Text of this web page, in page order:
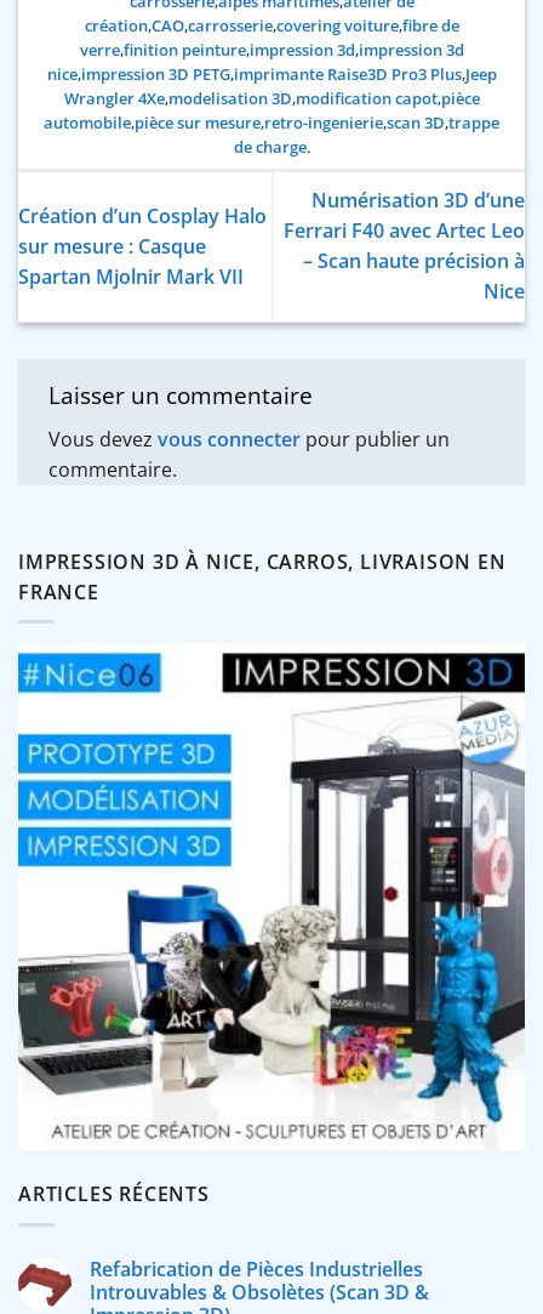
création,CAO,carrosserie,covering voiture,fibre de
verre,finition peinture,impression 3d,impression 3d
nice,impression 3D PETG,imprimante Raise3D Pro3 Plus,Jeep
Wrangler 4Xe,modelisation 3D,modification capot,pièce
automobile,pièce sur mesure,retro-ingenierie,scan 3D,trappe
de charge.
Création d’un Cosplay Halo
sur mesure : Casque
Spartan Mjolnir Mark VII
Numérisation 3D d’une
Ferrari F40 avec Artec Leo
– Scan haute précision à
Nice
Laisser un commentaire
Vous devez vous connecter pour publier un
commentaire.
IMPRESSION 3D À NICE, CARROS, LIVRAISON EN
FRANCE
ARTICLES RÉCENTS
Refabrication de Pièces Industrielles
Introuvables & Obsolètes (Scan 3D &